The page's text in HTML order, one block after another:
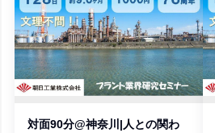
対面90分@神奈川|人との関わ